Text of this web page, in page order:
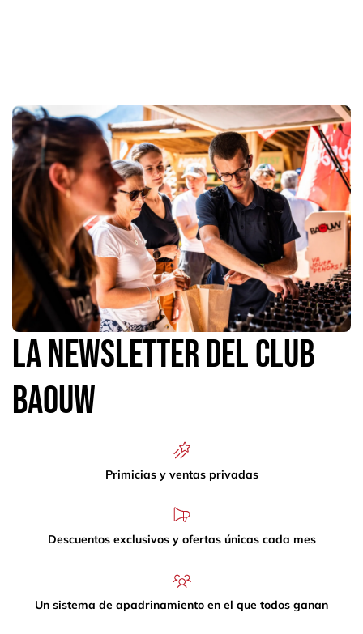
La newsletter del Club
Baouw
Primicias y ventas privadas
Descuentos exclusivos y ofertas únicas cada mes
Un sistema de apadrinamiento en el que todos ganan